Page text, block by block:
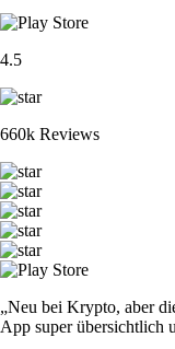
4.5
660k Reviews
„Neu bei Krypto, aber
App super übersichtlich